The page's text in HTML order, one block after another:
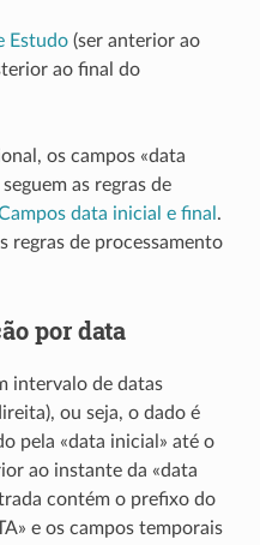
Estudo(ser anterior ao
ao final do
os campos «data
as regras de
data inicial e final .
regras de processamento
por data
intervalo de datas
ou seja, o dado é
pela «data inicial» até o
ao instante da «data
contém o prefixo do
e os campos temporais